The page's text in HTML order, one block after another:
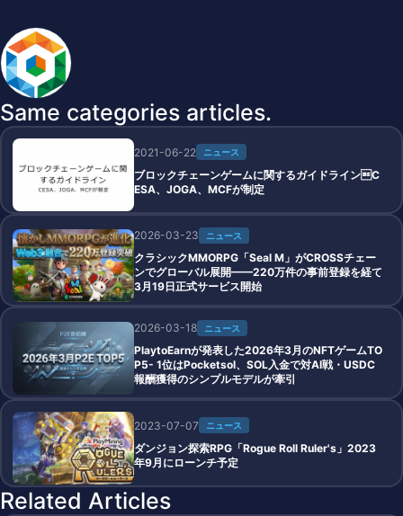
Same categories articles.
2021-06-22 ニュース
ブロックチェーンゲームに関するガイドラインC
ESA、JOGA、MCFが制定
2026-03-23 ニュース
クラシックMMORPG「Seal M」がCROSSチェー
ンでグローバル展開——220万件の事前登録を経て
3月19日正式サービス開始
2026-03-18 ニュース
PlaytoEarnが発表した2026年3月のNFTゲームTO
P5- 1位はPocketsol、SOL入金で対AI戦・USDC
報酬獲得のシンプルモデルが牽引
2023-07-07 ニュース
ダンジョン探索RPG「Rogue Roll Ruler's」2023
年9月にローンチ予定
Related Articles